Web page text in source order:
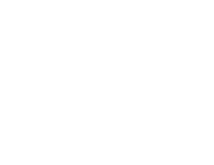
(WAS Luzern)
Sicherheit
AVOS, Patientendossier
Witwenrente,
zweite Säule, dritte
Altersvorsorge,